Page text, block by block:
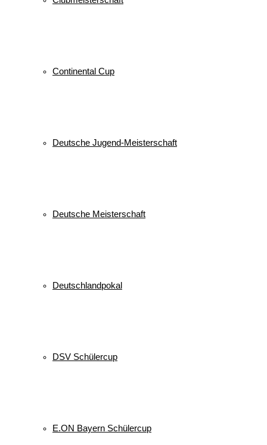
Continental Cup
Deutsche Jugend-Meisterschaft
Deutsche Meisterschaft
Deutschlandpokal
DSV Schülercup
E.ON Bayern Schülercup